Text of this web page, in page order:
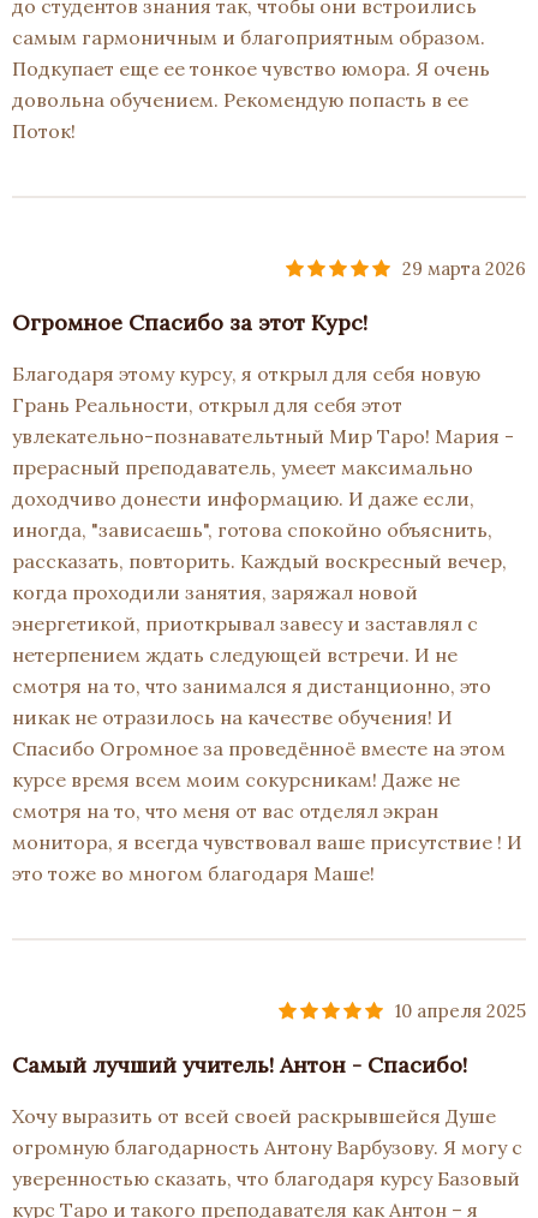
до студентов знания так, чтобы они встроились
самым гармоничным и благоприятным образом.
Подкупает еще ее тонкое чувство юмора. Я очень
довольна обучением. Рекомендую попасть в ее
Поток!
29 марта 2026
Огромное Спасибо за этот Курс!
Благодаря этому курсу, я открыл для себя новую
Грань Реальности, открыл для себя этот
увлекательно-познавательтный Мир Таро! Мария -
прерасный преподаватель, умеет максимально
доходчиво донести информацию. И даже если,
иногда, "зависаешь", готова спокойно объяснить,
рассказать, повторить. Каждый воскресный вечер,
когда проходили занятия, заряжал новой
энергетикой, приоткрывал завесу и заставлял с
нетерпением ждать следующей встречи. И не
смотря на то, что занимался я дистанционно, это
никак не отразилось на качестве обучения! И
Спасибо Огромное за проведённоё вместе на этом
курсе время всем моим сокурсникам! Даже не
смотря на то, что меня от вас отделял экран
монитора, я всегда чувствовал ваше присутствие ! И
это тоже во многом благодаря Маше!
10 апреля 2025
Самый лучший учитель! Антон - Спасибо!
Хочу выразить от всей своей раскрывшейся Душе
огромную благодарность Антону Варбузову. Я могу с
уверенностью сказать, что благодаря курсу Базовый
курс Таро и такого преподавателя как Антон – я